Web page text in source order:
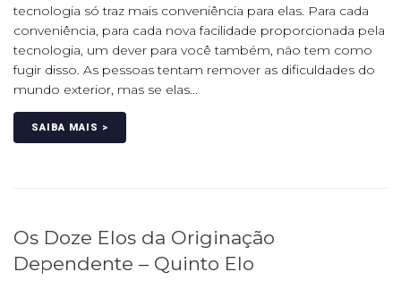
tecnologia só traz mais conveniência para elas. Para cada
conveniência, para cada nova facilidade proporcionada pela
tecnologia, um dever para você também, não tem como
fugir disso. As pessoas tentam remover as dificuldades do
mundo exterior, mas se elas...
SAIBA MAIS >
Os Doze Elos da Originação
Dependente – Quinto Elo